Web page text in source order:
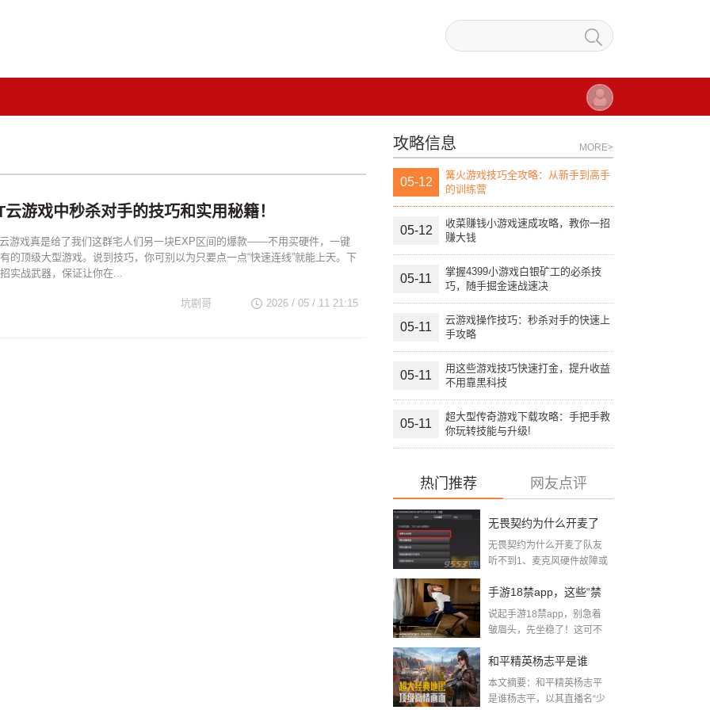
云游戏中秒杀对手的技巧和实用秘籍！
游戏真是给了我们这群宅人们另一块EXP区间的爆款——不用买硬件，一键
的顶级大型游戏。说到技巧，你可别以为只要点一点“快速连线”就能上天。下
实战武器，保证让你在...
2026 / 05 / 11 21:15
坑剧哥
攻略信息 MORE>
05-12
篝火游戏技巧全攻略：从新手到高手
的训练营
05-12
收菜赚钱小游戏速成攻略，教你一招
赚大钱
05-11
掌握4399小游戏白银矿工的必杀技
巧，随手掘金速战速决
05-11
云游戏操作技巧：秒杀对手的快速上
手攻略
05-11
用这些游戏技巧快速打金，提升收益
不用靠黑科技
05-11
超大型传奇游戏下载攻略：手把手教
你玩转技能与升级!
热门推荐 网友点评
无畏契约为什么开麦了
队友听不到(无畏契约听
无畏契约为什么开麦了队友
听不到1、麦克风硬件故障或
手游18禁app，这些“禁
区”你敢踏进去吗？
说起手游18禁app，别急着
皱眉头，先坐稳了！这可不
和平精英杨志平是谁
「男主播游戏和平精
本文摘要：和平精英杨志平
是谁杨志平，以其直播名“少